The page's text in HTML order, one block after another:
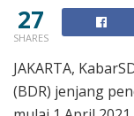
27
SHARES
JAKARTA,
(BDR) jenjang